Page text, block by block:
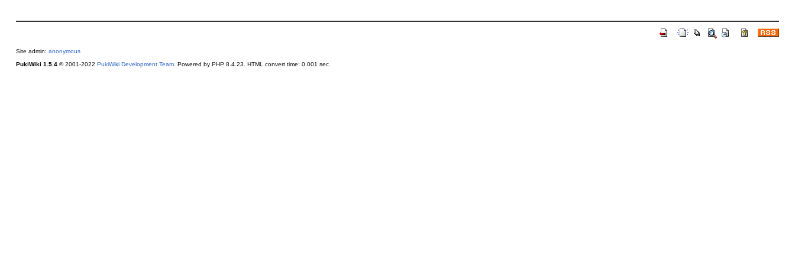
Site admin: anonymous
PukiWiki 1.5.4© 2001-2022 PukiWiki Development Team. Powered by PHP 8.4.23. HTML convert time: 0.001 sec.